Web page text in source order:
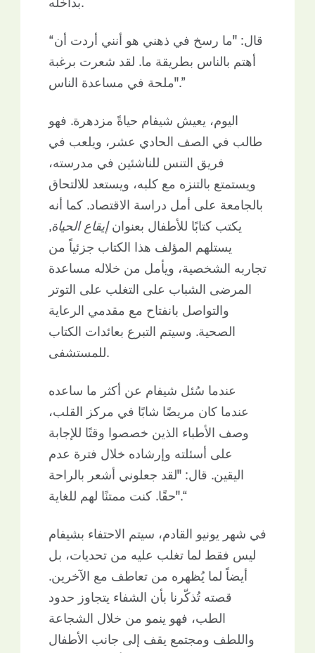
بداخله.
“قال: "ما رسخ في ذهني هو أنني أردت أن
أهتم بالناس بطريقة ما. لقد شعرت برغبة
ملحة في مساعدة الناس".”
اليوم، يعيش شيفام حياةً مزدهرة. فهو
طالب في الصف الحادي عشر، ويلعب في
فريق التنس للناشئين في مدرسته،
ويستمتع بالتنزه مع كلبه، ويستعد للالتحاق
بالجامعة على أمل دراسة الاقتصاد. كما أنه
يكتب كتابًا للأطفال بعنوانإيقاع الحياة,
يستلهم المؤلف هذا الكتاب جزئياً من
تجاربه الشخصية، ويأمل من خلاله مساعدة
المرضى الشباب على التغلب على التوتر
والتواصل بانفتاح مع مقدمي الرعاية
الصحية. وسيتم التبرع بعائدات الكتاب
للمستشفى.
عندما سُئل شيفام عن أكثر ما ساعده
عندما كان مريضًا شابًا في مركز القلب،
وصف الأطباء الذين خصصوا وقتًا للإجابة
على أسئلته وإرشاده خلال فترة عدم
اليقين. قال: "لقد جعلوني أشعر بالراحة
حقًا. كنت ممتنًا لهم للغاية".“
في شهر يونيو القادم، سيتم الاحتفاء بشيفام
ليس فقط لما تغلب عليه من تحديات، بل
أيضاً لما يُظهره من تعاطف مع الآخرين.
قصته تُذكّرنا بأن الشفاء يتجاوز حدود
الطب، فهو ينمو من خلال الشجاعة
واللطف ومجتمع يقف إلى جانب الأطفال